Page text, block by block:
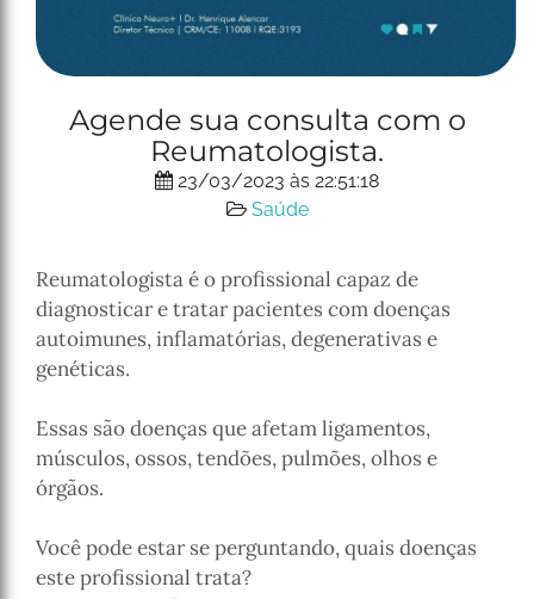
Agende sua consulta com o
Reumatologista.
23/03/2023 às 22:51:18
Saúde
Reumatologista é o profissional capaz de
diagnosticar e tratar pacientes com doenças
autoimunes, inflamatórias, degenerativas e
genéticas.
Essas são doenças que afetam ligamentos,
músculos, ossos, tendões, pulmões, olhos e
órgãos.
Você pode estar se perguntando, quais doenças
este profissional trata?